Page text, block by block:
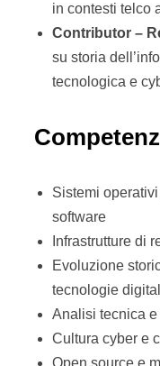
in contesti telco
Contributor –
su storia
tecnologica e
Sistemi
software
Infrastrutture di
Evoluzione
tecnologie
Analisi tecnica
Cultura cyber e
Open source e